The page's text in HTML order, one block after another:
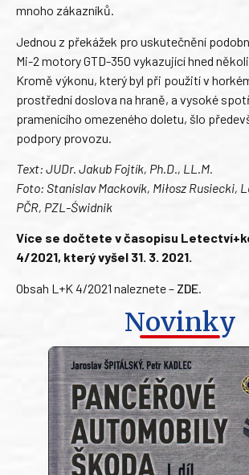
mnoho zákazníků.
Jednou z překážek pro uskutečnění
Mi-2 motory GTD-350 vykazující hned
Kromě výkonu, který byl při použití v
prostřední doslova na hraně, a vysoké
pramenícího omezeného doletu, šlo
podpory provozu.
Text: JUDr. Jakub Fojtík, Ph.D., LL.M.
Foto: Stanislav Mackovík, Miłosz Rusiecki,
PČR, PZL-Świdnik
Více se dočtete v časopisu
4/2021, který vyšel 31. 3. 2021.
Obsah L+K 4/2021 naleznete – ZDE
Novinky